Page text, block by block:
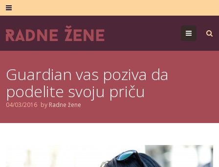
Menu
Guardian vas poziva da
podelite svoju priču
04/03/2016 by Radne žene